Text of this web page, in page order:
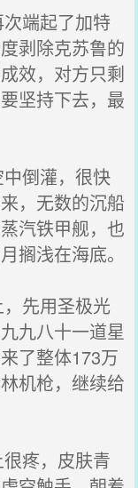
端起了加特
剥除克苏鲁的
效，对方只剩
坚持下去，最
倒灌，很快
，无数的沉船
汽铁甲舰，也
搁浅在海底。
先用圣极光
九八十一道星
了整体173万
机枪，继续给
疼，皮肤青